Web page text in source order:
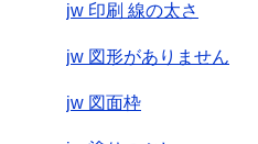
jw 印刷 線の太さ
jw 図形がありません
jw 図面枠